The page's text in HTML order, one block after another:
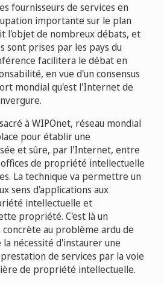
fournisseurs de services en
importante sur le plan
l'objet de nombreux débats, et
sont prises par les pays du
facilitera le débat en
en vue d'un consensus
mondial qu'est l'Internet de
à WIPOnet, réseau mondial
pour établir une
et sûre, par l'Internet, entre
de propriété intellectuelle
La technique va permettre un
sens d'applications aux
intellectuelle et
propriété. C'est là un
au problème ardu de
la nécessité d'instaurer une
de services par la voie
de propriété intellectuelle.